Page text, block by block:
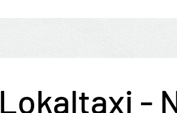
Lokaltaxi -